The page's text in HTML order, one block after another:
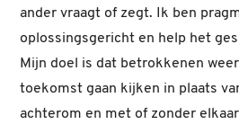
ander vraagt of zegt. Ik ben
oplossingsgericht en help het
Mijn doel is dat betrokkenen
toekomst gaan kijken in plaats
achterom en met of zonder